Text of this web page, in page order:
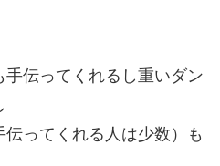
伝ってくれるし重いダン
伝ってくれる人は少数）も